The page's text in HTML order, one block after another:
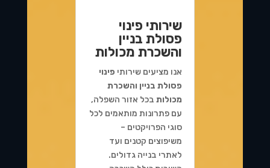
שירותי פינוי
פסולת בניין
והשכרת מכולות
אנו מציעים שירותי פינוי
פסולת בניין והשכרת
מכולותבכל אזור השפלה,
עם פתרונות מותאמים לכל
סוגי הפרויקטים –
משיפוצים קטנים ועד
לאתרי בנייה גדולים.